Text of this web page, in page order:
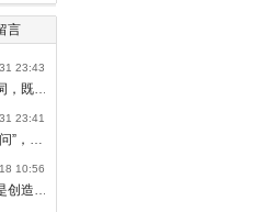
言
23:43
习近平总书记的新年贺词，既充满温度，又饱含深情，太催人奋进了。
23:41
继续回答好延安“窑洞之问”，书写无愧于人民的时代答卷。
10:56
对历史最好的继承，就是创造新的历史；对人类文明最大的礼敬，就是创造人类文明新形态。